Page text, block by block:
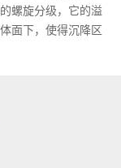
螺旋分级，它的溢
面下，使得沉降区